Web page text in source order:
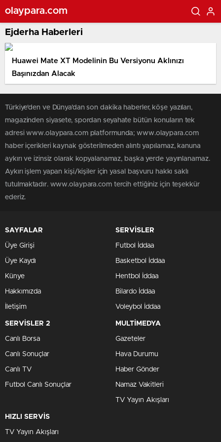
olaypara.com
Ejderha Haberleri
Huawei Mate XT Modelinin Bu Versiyonu Aklınızı
Başınızdan Alacak
Türkiye'den ve Dünya’dan son dakika haberler, köşe yazıları,
magazinden siyasete, spordan seyahate bütün konuların tek
adresi www.olaypara.com platformunda; www.olaypara.com
haber içerikleri kaynak gösterilmeden alıntı yapılamaz, kanuna
aykırı ve izinsiz olarak kopyalanamaz, başka yerde yayınlanamaz.
Aykırı işlem yapan kişi/kişiler için yasal başvuru hakkı saklı
tutulmaktadır. www.olaypara.com tercih ettiğiniz için teşekkür
ederiz.
SAYFALAR
Üye Girişi
Üye Kaydı
Künye
Hakkımızda
İletişim
SERVİSLER
Futbol İddaa
Basketbol İddaa
Hentbol İddaa
Bilardo İddaa
Voleybol İddaa
SERVİSLER 2
Canlı Borsa
Canlı Sonuçlar
Canlı TV
Futbol Canlı Sonuçlar
MULTİMEDYA
Gazeteler
Hava Durumu
Haber Gönder
Namaz Vakitleri
TV Yayın Akışları
HIZLI SERVİS
TV Yayın Akışları